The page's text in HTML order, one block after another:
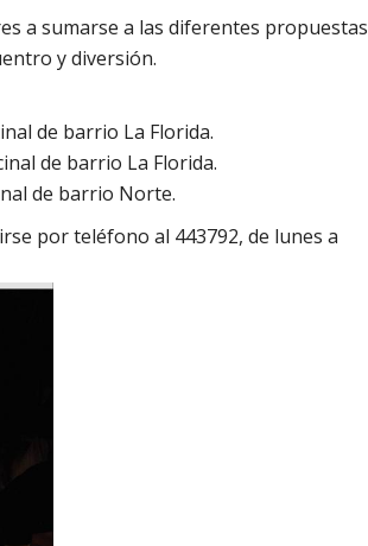
a sumarse a las diferentes propuestas
y diversión.
de barrio La Florida.
de barrio La Florida.
de barrio Norte.
por teléfono al 443792, de lunes a